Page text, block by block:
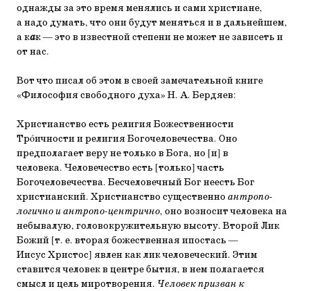
однажды за это время менялись и сами христиане,
а надо думать, что они будут меняться и в дальнейшем,
а как — это в известной степени не может не зависеть и
от нас.
Вот что писал об этом в своей замечательной книге
«Философия свободного духа» Н. А. Бердяев:
Христианство есть религия Божественности
Трóичности и религия Богочеловечества. Оно
предполагает веру не только в Бога, но [и] в
человека. Человечество есть [только] часть
Богочеловечества. Бесчеловечный Бог неесть Бог
христианский. Христианство существенно антропо-
логично и антропо-центрично, оно возносит человека на
небывалую, головокружительную высоту. Второй Лик
Божий [т. е. вторая божественная ипостась —
Иисус Христос] явлен как лик человеческий. Этим
ставится человек в центре бытия, в нем полагается
смысл и цель миротворения. Человек призван к